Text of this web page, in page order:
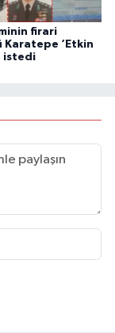
firari
Karatepe ‘Etkin
istedi